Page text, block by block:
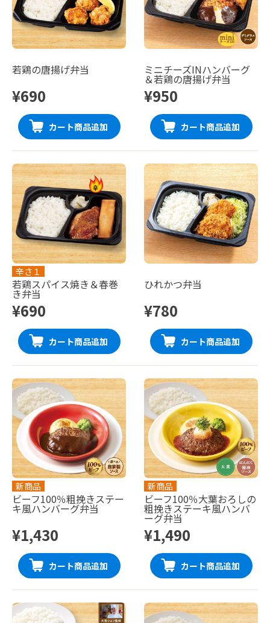
若鶏の唐揚げ弁当
¥690
カート商品追加
ミニチーズINハンバーグ
＆若鶏の唐揚げ弁当
¥950
カート商品追加
辛さ１
若鶏スパイス焼き＆春巻
き弁当
¥690
カート商品追加
ひれかつ弁当
¥780
カート商品追加
新商品
ビーフ100％粗挽きステー
キ風ハンバーグ弁当
¥1,430
カート商品追加
新商品
ビーフ100％大葉おろしの
粗挽きステーキ風ハンバ
ーグ弁当
¥1,490
カート商品追加